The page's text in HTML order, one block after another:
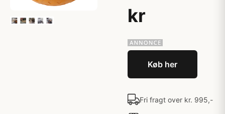
kr
Køb her
Fri fragt over kr. 995,-